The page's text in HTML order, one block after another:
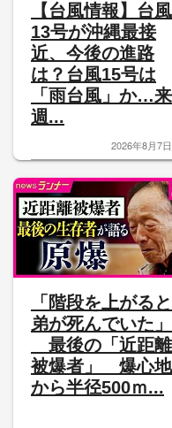
【台風情報】台風
13号が沖縄最接
近、今後の進路
は？台風15号は
「雨台風」か…来
週...
2026年8月7日
「階段を上がると
弟が死んでいた」
最後の「近距離
被爆者」 爆心地
から半径500ｍ...